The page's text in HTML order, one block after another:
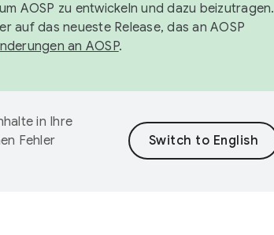
AOSP zu entwickeln und dazu beizutragen.
auf das neueste Release, das an AOSP
an AOSP.
in Ihre
Fehler